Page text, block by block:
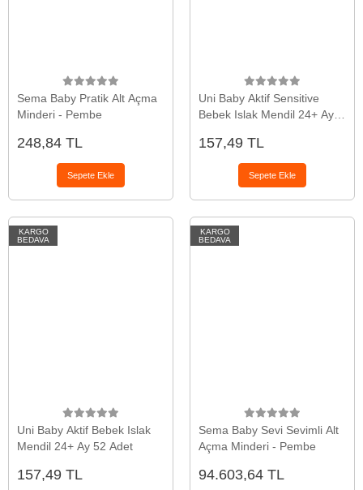
Sema Baby Pratik Alt Açma
Minderi - Pembe
248,84 TL
Sepete Ekle
Uni Baby Aktif Sensitive
Bebek Islak Mendil 24+ Ay
157,49 TL
Sepete Ekle
KARGO
BEDAVA
Uni Baby Aktif Bebek Islak
Mendil 24+ Ay 52 Adet
157,49 TL
KARGO
BEDAVA
Sema Baby Sevi Sevimli Alt
Açma Minderi - Pembe
94.603,64 TL